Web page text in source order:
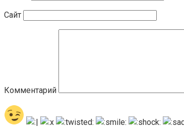
Сайт
Комментарий